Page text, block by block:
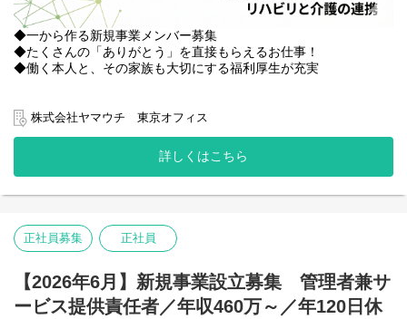
◆一から作る新規事業メンバー募集
◆たくさんの「ありがとう」を直接もらえるお仕事！
◆働く本人と、その家族も大切にする福利厚生が充実
ョン』にて、
ヘルパーの指導・育成、利用者様への訪問介護など、
店舗運営業務全般を担当いただきます。
【主な業務】
・訪問介護計画書の作成、モニタリング
・サービス担当者会議など出席
・利用者様への訪問介護業務
株式会社ヤマウチ 東京オフィス
詳しくはこちら
正社員募集 正社員
【2026年6月】新規事業設立募集 管理者兼サ
ービス提供責任者／年収460万～／年120日休